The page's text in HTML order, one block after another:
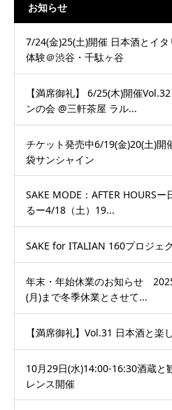
お知らせ
7/24(金)25(土)開催 日本酒とイ
体験＠渋谷・千駄ヶ谷
【満席御礼】 6/25(木)開催
ンの会 @三軒茶屋 ラル...
チケット発売中6/19(金)20(土)開
袋サンシャイン
SAKE MODE：AFTER HOURS
るー4/18（土）19...
SAKE for ITALIAN 160プロジェ
年末・年始休業のお知らせ
(月)まで冬季休業とさせて...
【満席御礼】Vol.31 日本酒と楽
10月29日(水)14:00-16:30酒蔵と
レンス開催